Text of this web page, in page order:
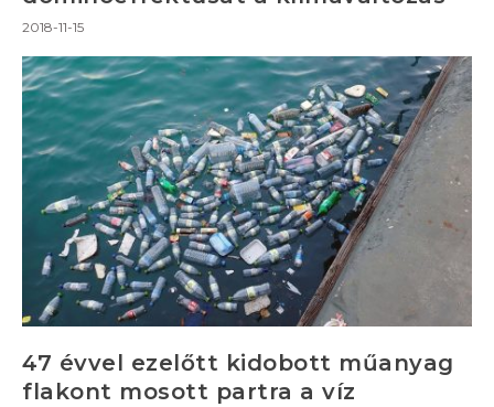
2018-11-15
47 évvel ezelőtt kidobott műanyag
flakont mosott partra a víz